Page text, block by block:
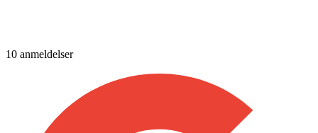
10 anmeldelser